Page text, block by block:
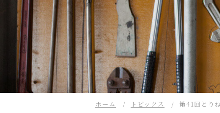
ホーム トピックス 第41回とり